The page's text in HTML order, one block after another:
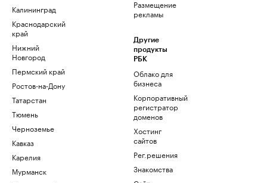
Калининград
Краснодарский
край
Нижний
Новгород
Пермский край
Ростов-на-Дону
Татарстан
Тюмень
Черноземье
Кавказ
Карелия
Мурманск
Размещение
рекламы
Другие
продукты
РБК
Облако для
бизнеса
Корпоративный
регистратор
доменов
Хостинг
сайтов
Рег.решения
Знакомства